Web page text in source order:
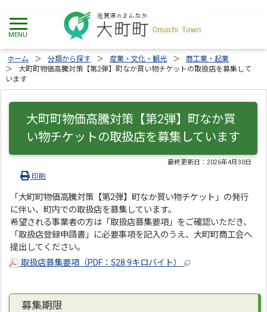
ホーム 分類から探す 産業・文化・観光
商工業・起業
大町町物価高騰対策【第2弾】町なか買い物チケットの取扱店を募集して
います
大町町物価高騰対策【第2弾】町なか買
い物チケットの取扱店を募集しています
最終更新日：2026年4月30日
印刷
「大町町物価高騰対策【第2弾】町なか買い物チケット」の発行
に伴い、町内での取扱店を募集しています。
希望される事業者の方は「取扱店募集要項」をご確認いただき、
「取扱店登録申請書」に必要事項を記入のうえ、大町町商工会へ
提出してください。
取扱店募集要項（PDF：528.9キロバイト）
募集期限